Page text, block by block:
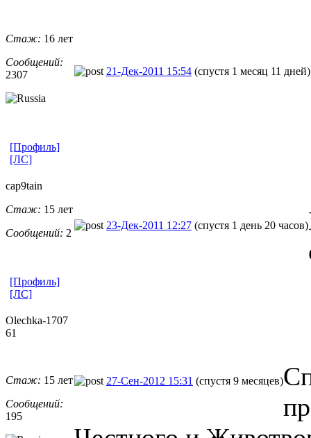
Стаж: 16 лет
Сообщений:
2307
21-Дек-2011 15:54 (спустя 1 месяц 11 дней)
[Профиль]
[ЛС]
cap9tain
Стаж: 15 лет
Сообщений: 2
23-Дек-2011 12:27 (спустя 1 день 20 часов)
[Профиль]
[ЛС]
Olechka-1707
61
Стаж: 15 лет
Сообщений:
195
27-Сен-2012 15:31 (спустя 9 месяцев)